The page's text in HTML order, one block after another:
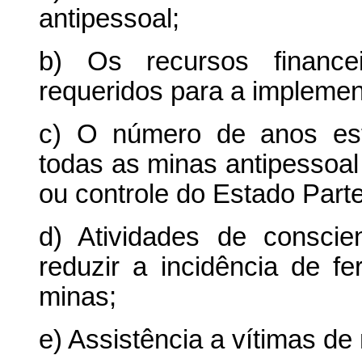
antipessoal;
b) Os recursos
requeridos para a
c) O número de anos
todas as minas
ou controle do Estado
d) Atividades de
reduzir a incidência de
minas;
e) Assistência a vítimas de